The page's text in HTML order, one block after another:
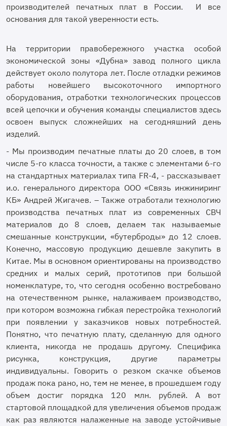
производителей печатных плат в России. И все
основания для такой уверенности есть.
На территории правобережного участка особой
экономической зоны «Дубна» завод полного цикла
действует около полутора лет. После отладки режимов
работы новейшего высокоточного импортного
оборудования, отработки технологических процессов
всей цепочки и обучения команды специалистов здесь
освоен выпуск сложнейших на сегодняшний день
изделий.
- Мы производим печатные платы до 20 слоев, в том
числе 5-го класса точности, а также с элементами 6-го
на стандартных материалах типа FR-4, - рассказывает
и.о. генерального директора ООО «Связь инжиниринг
КБ» Андрей Жигачев. – Также отработали технологию
производства печатных плат из современных СВЧ
материалов до 8 слоев, делаем так называемые
смешанные конструкции, «бутерброды» до 12 слоев.
Конечно, массовую продукцию дешевле закупить в
Китае. Мы в основном ориентированы на производство
средних и малых серий, прототипов при большой
номенклатуре, то, что сегодня особенно востребовано
на отечественном рынке, налаживаем производство,
при котором возможна гибкая перестройка технологий
при появлении у заказчиков новых потребностей.
Понятно, что печатную плату, сделанную для одного
клиента, никогда не продашь другому. Специфика
рисунка, конструкция, другие параметры
индивидуальны. Говорить о резком скачке объемов
продаж пока рано, но, тем не менее, в прошедшем году
объем достиг порядка 120 млн. рублей. А вот
стартовой площадкой для увеличения объемов продаж
как раз являются налаженные на заводе устойчивые